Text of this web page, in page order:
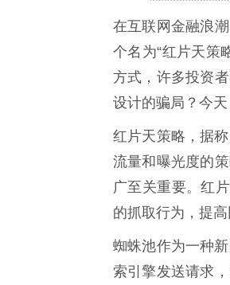
在互联网金融浪
个名为“红片天策
方式，许多投资
设计的骗局？今天
红片天策略，据
流量和曝光度的
广至关重要。红
的抓取行为，提高
蜘蛛池作为一种
索引擎发送请求